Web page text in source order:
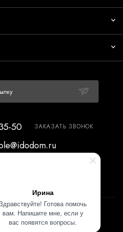
Ирина
Готова помочь
вам. Напишите мне, если у
вас появятся вопросы.
50 ЗАКАЗАТЬ ЗВОНОК
МЦ Гранд-2,